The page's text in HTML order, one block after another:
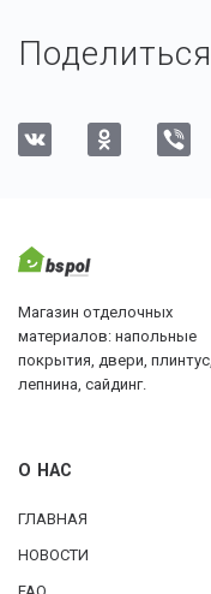
Поделиться
Магазин отделочных
материалов: напольные
покрытия, двери, плинтус,
лепнина, сайдинг.
О НАС
ГЛАВНАЯ
НОВОСТИ